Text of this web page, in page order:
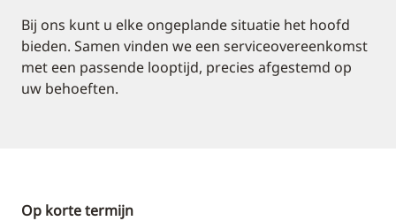
Bij ons kunt u elke ongeplande situatie het hoofd
bieden. Samen vinden we een serviceovereenkomst
met een passende looptijd, precies afgestemd op
uw behoeften.
Op korte termijn